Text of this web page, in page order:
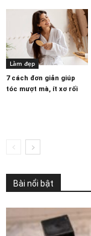
Làm đẹp
7 cách đơn giản giúp
tóc mượt mà, ít xơ rối
Bài nổi bật